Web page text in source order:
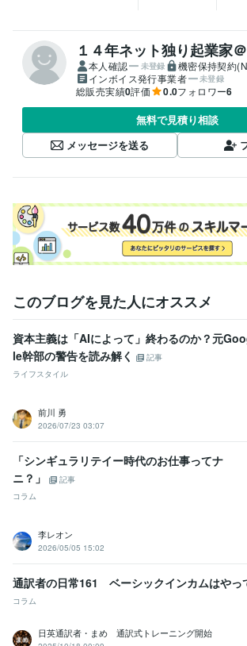
１４年ネット独り起業家
本人確認 未登録 機密保持契約
インボイス発行事業者 未登録
総販売実績0評価 0.0フォロワー6
無料で見積り相談
メッセージを送る
このブログを見た人にオススメ
資本主義は「AIによって」終わるのか？元
le幹部の警告を読み解く
記事
ライフスタイル
前川 勇
2026/07/23 03:07
「シンギュラリテイー時代のお仕事ってナ
ニ？」
記事
コラム
李レオン
2026/05/05 15:02
通訳者の日常161 ベーシックインカムはやっ
コラム
日英通訳者・まめ 通訳式トレーニング開始